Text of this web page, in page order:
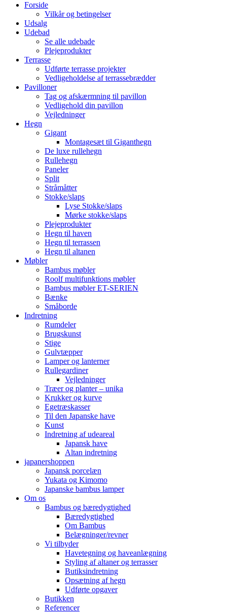
Forside
Vilkår og betingelser
Udsalg
Udebad
Se alle udebade
Plejeprodukter
Terrasse
Udførte terrasse projekter
Vedligeholdelse af terrassebrædder
Pavilloner
Tag og afskærmning til pavillon
Vedligehold din pavillon
Vejledninger
Hegn
Gigant
Montagesæt til Giganthegn
De luxe rullehegn
Rullehegn
Paneler
Split
Stråmåtter
Stokke/slaps
Lyse Stokke/slaps
Mørke stokke/slaps
Plejeprodukter
Hegn til haven
Hegn til terrassen
Hegn til altanen
Møbler
Bambus møbler
Roolf multifunktions møbler
Bambus møbler ET-SERIEN
Bænke
Småborde
Indretning
Rumdeler
Brugskunst
Stige
Gulvtæpper
Lamper og lanterner
Rullegardiner
Vejledninger
Træer og planter – unika
Krukker og kurve
Egetræskasser
Til den Japanske have
Kunst
Indretning af udeareal
Japansk have
Altan indretning
japanershoppen
Japansk porcelæn
Yukata og Kimomo
Japanske bambus lamper
Om os
Bambus og bæredygtighed
Bæredygtighed
Om Bambus
Belægninger/revner
Vi tilbyder
Havetegning og haveanlægning
Styling af altaner og terrasser
Butiksindretning
Opsætning af hegn
Udførte opgaver
Butikken
Referencer